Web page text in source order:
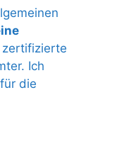
zertifizierte
Ich
für die